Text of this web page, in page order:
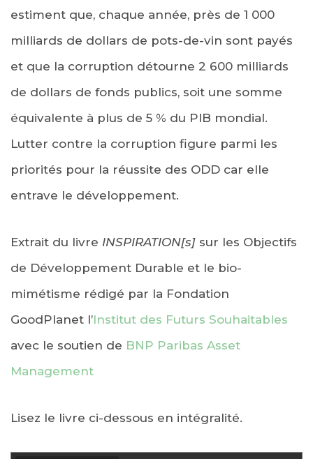
estiment que, chaque année, près de 1 000
milliards de dollars de pots-de-vin sont payés
et que la corruption détourne 2 600 milliards
de dollars de fonds publics, soit une somme
équivalente à plus de 5 % du PIB mondial.
Lutter contre la corruption figure parmi les
priorités pour la réussite des ODD car elle
entrave le développement.
Extrait du livre INSPIRATION[s] sur les Objectifs
de Développement Durable et le bio-
mimétisme rédigé par la Fondation
GoodPlanet l’Institut des Futurs Souhaitables
avec le soutien de BNP Paribas Asset
Management
Lisez le livre ci-dessous en intégralité.